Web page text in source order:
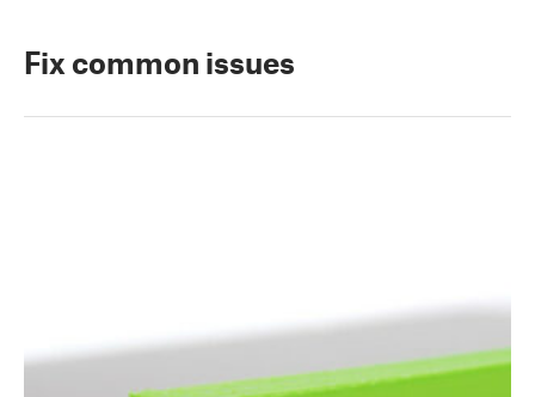
Fix common issues